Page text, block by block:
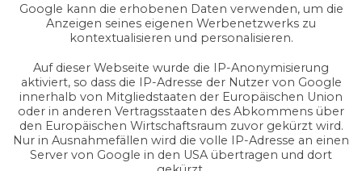
Google kann die erhobenen Daten verwenden, um die
Anzeigen seines eigenen Werbenetzwerks zu
kontextualisieren und personalisieren.
Auf dieser Webseite wurde die IP-Anonymisierung
aktiviert, so dass die IP-Adresse der Nutzer von Google
innerhalb von Mitgliedstaaten der Europäischen Union
oder in anderen Vertragsstaaten des Abkommens über
den Europäischen Wirtschaftsraum zuvor gekürzt wird.
Nur in Ausnahmefällen wird die volle IP-Adresse an einen
Server von Google in den USA übertragen und dort